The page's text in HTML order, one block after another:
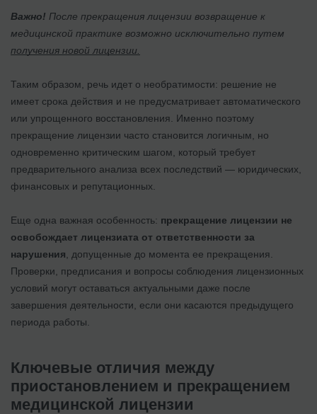
Важно! После прекращения лицензии возвращение к
медицинской практике возможно исключительно путем
получения новой лицензии.
Таким образом, речь идет о необратимости: решение не
имеет срока действия и не предусматривает автоматического
или упрощенного восстановления. Именно поэтому
прекращение лицензии часто становится логичным, но
одновременно критическим шагом, который требует
предварительного анализа всех последствий — юридических,
финансовых и репутационных.
Еще одна важная особенность: прекращение лицензии не
освобождает лицензиата от ответственности за
нарушения , допущенные до момента ее прекращения.
Проверки, предписания и вопросы соблюдения лицензионных
условий могут оставаться актуальными даже после
завершения деятельности, если они касаются предыдущего
периода работы.
Ключевые отличия между
приостановлением и прекращением
медицинской лицензии